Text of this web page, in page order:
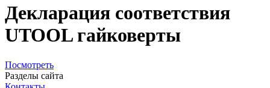
Декларация соответствия
UTOOL гайковерты
Посмотреть
Разделы сайта